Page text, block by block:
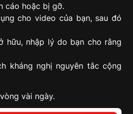
cáo hoặc bị gỡ.
cho video của bạn, sau đó
hữu, nhập lý do bạn cho rằng
kháng nghị nguyên tắc cộng
vài ngày.